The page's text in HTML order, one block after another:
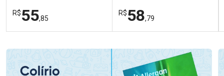
R$55,85
R$58,79
Laboratório
Por Menos